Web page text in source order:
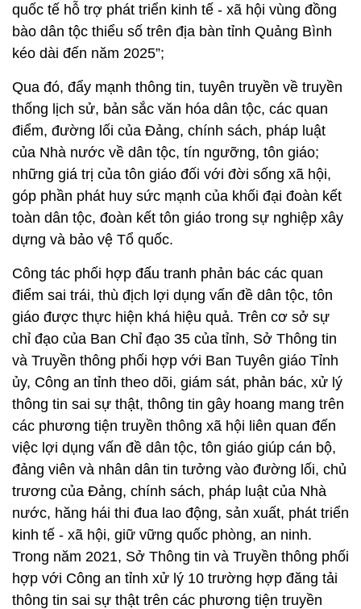
quốc tế hỗ trợ phát triển kinh tế - xã hội vùng đồng
bào dân tộc thiểu số trên địa bàn tỉnh Quảng Bình
kéo dài đến năm 2025”;
Qua đó, đẩy mạnh thông tin, tuyên truyền về truyền
thống lịch sử, bản sắc văn hóa dân tộc, các quan
điểm, đường lối của Đảng, chính sách, pháp luật
của Nhà nước về dân tộc, tín ngưỡng, tôn giáo;
những giá trị của tôn giáo đối với đời sống xã hội,
góp phần phát huy sức mạnh của khối đại đoàn kết
toàn dân tộc, đoàn kết tôn giáo trong sự nghiệp xây
dựng và bảo vệ Tổ quốc.
Công tác phối hợp đấu tranh phản bác các quan
điểm sai trái, thù địch lợi dụng vấn đề dân tộc, tôn
giáo được thực hiện khá hiệu quả. Trên cơ sở sự
chỉ đạo của Ban Chỉ đạo 35 của tỉnh, Sở Thông tin
và Truyền thông phối hợp với Ban Tuyên giáo Tỉnh
ủy, Công an tỉnh theo dõi, giám sát, phản bác, xử lý
thông tin sai sự thật, thông tin gây hoang mang trên
các phương tiện truyền thông xã hội liên quan đến
việc lợi dụng vấn đề dân tộc, tôn giáo giúp cán bộ,
đảng viên và nhân dân tin tưởng vào đường lối, chủ
trương của Đảng, chính sách, pháp luật của Nhà
nước, hăng hái thi đua lao động, sản xuất, phát triển
kinh tế - xã hội, giữ vững quốc phòng, an ninh.
Trong năm 2021, Sở Thông tin và Truyền thông phối
hợp với Công an tỉnh xử lý 10 trường hợp đăng tải
thông tin sai sự thật trên các phương tiện truyền